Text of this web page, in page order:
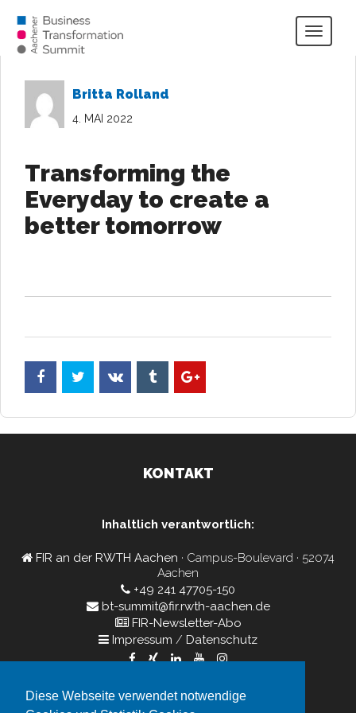
Diese Webseite verwendet notwendige
Britta Rolland
4. MAI 2022
Transforming the
Everyday to create a
better tomorrow
KONTAKT
Inhaltlich verantwortlich:
FIR an der RWTH Aachen · Campus-Boulevard · 52074
Aachen
+49 241 47705-150
bt-summit@fir.rwth-aachen.de
FIR-Newsletter-Abo
Impressum / Datenschutz
Veranstalter: